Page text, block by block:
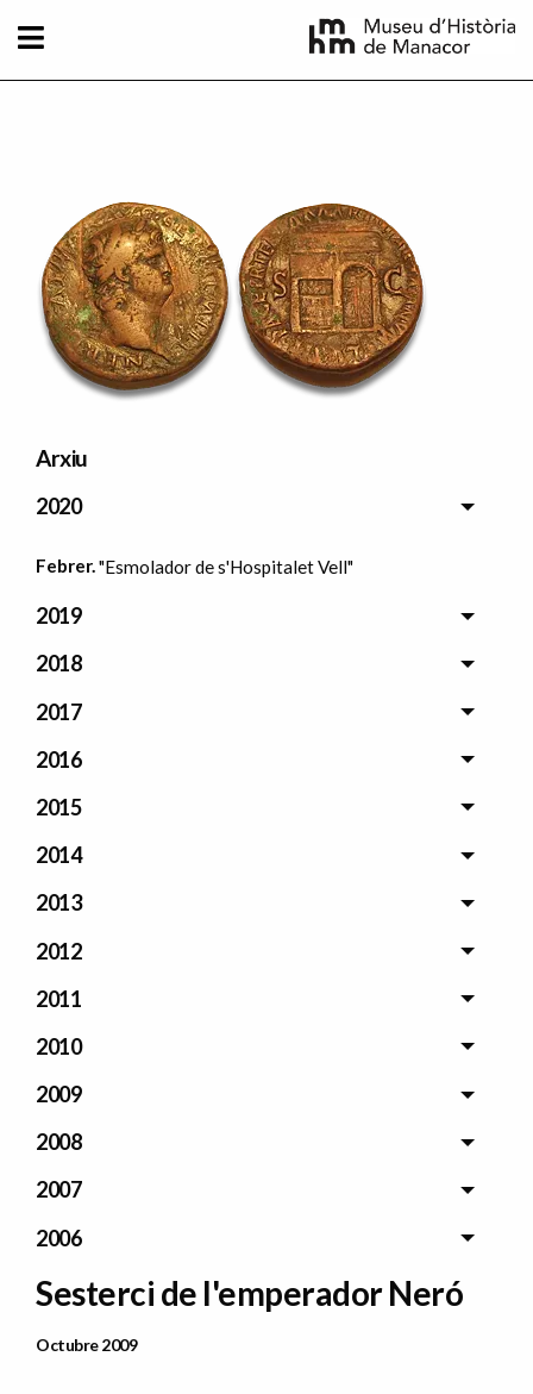
Imatge principal
Arxiu
2020
Febrer."Esmolador de s'Hospitalet Vell"
2019
2018
2017
2016
2015
2014
2013
2012
2011
2010
2009
2008
2007
2006
Sesterci de l'emperador Neró
Data Publicació
Octubre 2009